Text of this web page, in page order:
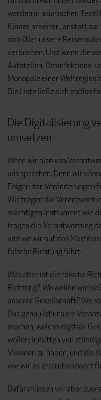
werden in asiatischen
Kinder arbeiten, anstatt zur
sich über unsere
verbreiten. Und wenn die
Autoteilen, Desinfektions-
Monopole einer Weltregion
Die Liste ließe sich endlos
Die Digitalisierung
umsetzen
Wenn wir also von
uns sprechen. Denn wir
Folgen der Veränderungen
Wir tragen die
mächtigen Instrument wie
tragen die Verantwortung
und wo wir auf das
falsche Richtung führt.
Was aber ist die falsche
Richtung? Wo wollen wir
unserer Gesellschaft? Wo
Das genau ist unsere
machen, welche digitale
wollen; inmitten von
Visionen zu haben, und die
wie wir es erstrebenswert
Dafür müssen wir aber